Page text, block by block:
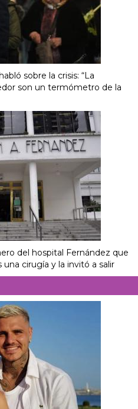
sobre la crisis: “La
son un termómetro de la
del hospital Fernández que
cirugía y la invitó a salir